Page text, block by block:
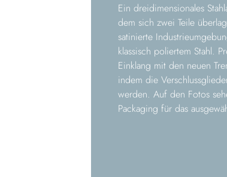
Ein dreidimensionales
dem sich zwei Teile
satinierte
klassisch poliertem Stahl.
Einklang mit den neuen
indem die
werden. Auf den Fotos
Packaging für das